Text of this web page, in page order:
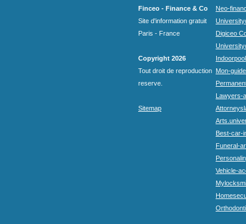
Finceo - Finance & Co
Site d'information gratuit
Paris - France
Copyright 2026
Tout droit de reproduction
reserve.
Sitemap
Neo-
Digiceo
Mon-
Lawyers-
Best-car-
Funeral-
Vehicle-